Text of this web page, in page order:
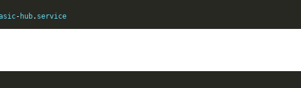
- hub. service